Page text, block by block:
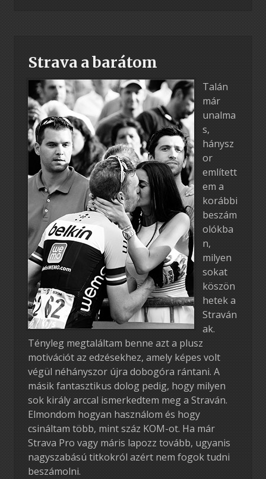
Strava a barátom
Talán
már
unalma
s,
hánysz
or
említett
em a
korábbi
beszám
olókba
n,
milyen
sokat
köszön
hetek a
Straván
ak.
Tényleg megtaláltam benne azt a plusz
motivációt az edzésekhez, amely képes volt
végül néhányszor újra dobogóra rántani. A
másik fantasztikus dolog pedig, hogy milyen
sok király arccal ismerkedtem meg a Straván.
Elmondom hogyan használom és hogy
csináltam több, mint száz KOM-ot. Ha már
Strava Pro vagy máris lapozz tovább, ugyanis
nagyszabású titkokról azért nem fogok tudni
beszámolni.